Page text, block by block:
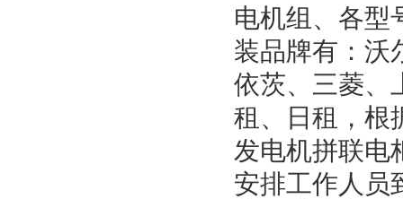
电机组、各型
装品牌有：沃
依茨、三菱、
租、日租，根
发电机拼联电
安排工作人员